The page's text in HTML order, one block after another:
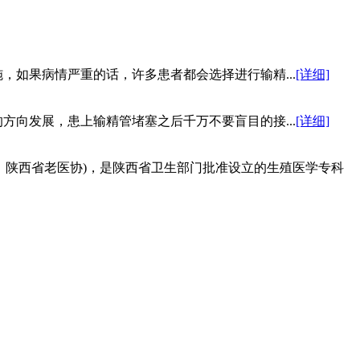
如果病情严重的话，许多患者都会选择进行输精...[详细]
向发展，患上输精管堵塞之后千万不要盲目的接...[详细]
西省老医协)，是陕西省卫生部门批准设立的生殖医学专科